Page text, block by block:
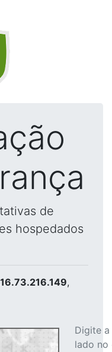
de
hospedados
,
Digite
lado no